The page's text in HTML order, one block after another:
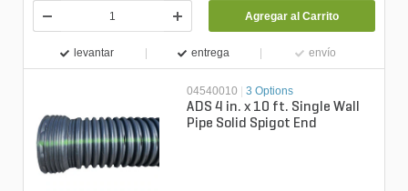
Agregar al Carrito
levantar entrega envío
04540010 | 3 Options
ADS 4 in. x 10 ft. Single Wall
Pipe Solid Spigot End